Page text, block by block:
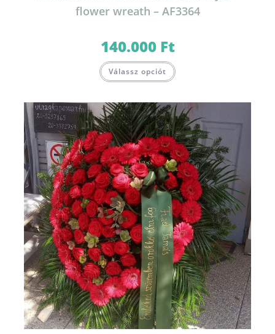
flower wreath – AF3364
140.000 Ft
Válassz opciót